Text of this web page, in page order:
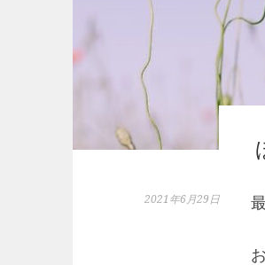
2021年6月29日